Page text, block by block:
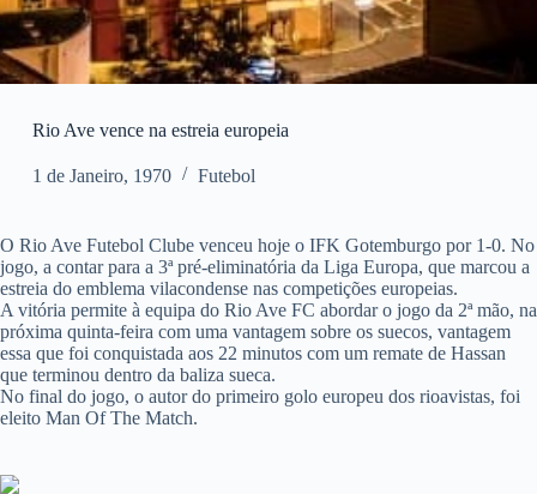
Rio Ave vence na estreia europeia
1 de Janeiro, 1970 Futebol
O Rio Ave Futebol Clube venceu hoje o IFK Gotemburgo por 1-0. No
jogo, a contar para a 3ª pré-eliminatória da Liga Europa, que marcou a
estreia do emblema vilacondense nas competições europeias.
A vitória permite à equipa do Rio Ave FC abordar o jogo da 2ª mão, na
próxima quinta-feira com uma vantagem sobre os suecos, vantagem
essa que foi conquistada aos 22 minutos com um remate de Hassan
que terminou dentro da baliza sueca.
No final do jogo, o autor do primeiro golo europeu dos rioavistas, foi
eleito Man Of The Match.